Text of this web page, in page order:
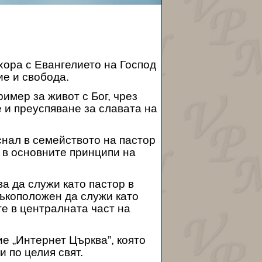
с Евангелието на Господ
и свобода.
за живот с Бог, чрез
преуспяване за славата на
в семейството на пастор
основните принципи на
да служи като пастор в
да служи като
в централната част на
„Интернет Църква”, която
по целия свят.